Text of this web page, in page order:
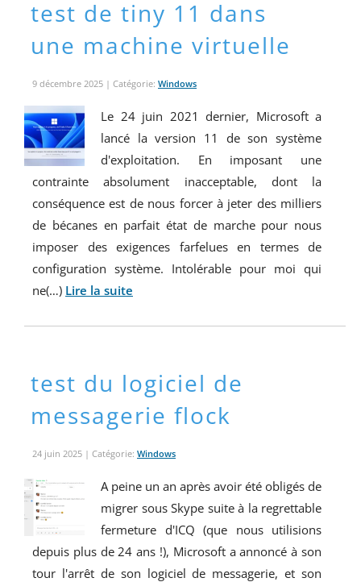
test de tiny 11 dans
une machine virtuelle
9 décembre 2025 | Catégorie: Windows
Le 24 juin 2021 dernier, Microsoft a
lancé la version 11 de son système
d'exploitation. En imposant une
contrainte absolument inacceptable, dont la
conséquence est de nous forcer à jeter des milliers
de bécanes en parfait état de marche pour nous
imposer des exigences farfelues en termes de
configuration système. Intolérable pour moi qui
ne(…) Lire la suite
test du logiciel de
messagerie flock
24 juin 2025 | Catégorie: Windows
A peine un an après avoir été obligés de
migrer sous Skype suite à la regrettable
fermeture d'ICQ (que nous utilisions
depuis plus de 24 ans !), Microsoft a annoncé à son
tour l'arrêt de son logiciel de messagerie, et son